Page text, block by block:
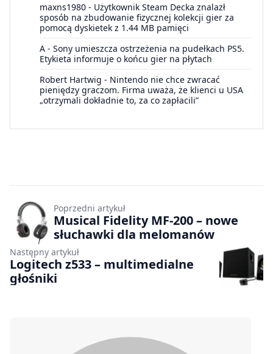
maxns1980 - Użytkownik Steam Decka znalazł
sposób na zbudowanie fizycznej kolekcji gier za
pomocą dyskietek z 1.44 MB pamięci
A - Sony umieszcza ostrzeżenia na pudełkach PS5.
Etykieta informuje o końcu gier na płytach
Robert Hartwig - Nintendo nie chce zwracać
pieniędzy graczom. Firma uważa, że klienci u USA
„otrzymali dokładnie to, za co zapłacili”
Poprzedni artykuł
Musical Fidelity MF-200 – nowe
słuchawki dla melomanów
Następny artykuł
Logitech z533 – multimedialne
głośniki